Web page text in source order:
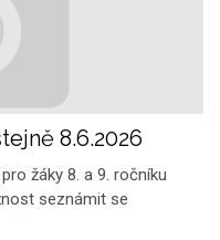
8.6.2026
žáky 8. a 9. ročníku
seznámit se